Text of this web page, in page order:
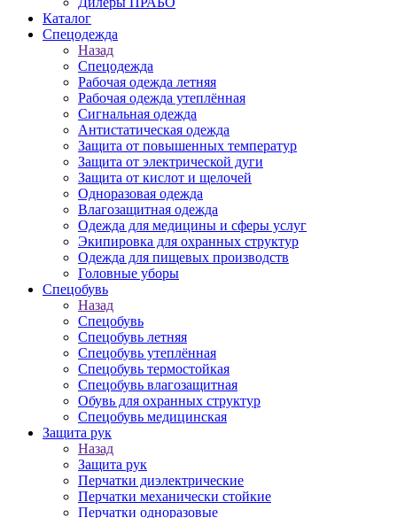
Каталог
Спецодежда
Назад
Спецодежда
Рабочая одежда летняя
Рабочая одежда утеплённая
Сигнальная одежда
Антистатическая одежда
Защита от повышенных температур
Защита от электрической дуги
Защита от кислот и щелочей
Одноразовая одежда
Влагозащитная одежда
Одежда для медицины и сферы услуг
Экипировка для охранных структур
Одежда для пищевых производств
Головные уборы
Спецобувь
Назад
Спецобувь
Спецобувь летняя
Спецобувь утеплённая
Спецобувь термостойкая
Спецобувь влагозащитная
Обувь для охранных структур
Спецобувь медицинская
Защита рук
Назад
Защита рук
Перчатки диэлектрические
Перчатки механически стойкие
Перчатки одноразовые